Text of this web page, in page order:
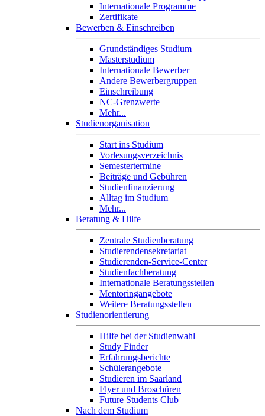
Internationale Programme
Zertifikate
Bewerben & Einschreiben
Grundständiges Studium
Masterstudium
Internationale Bewerber
Andere Bewerbergruppen
Einschreibung
NC-Grenzwerte
Mehr...
Studienorganisation
Start ins Studium
Vorlesungsverzeichnis
Semestertermine
Beiträge und Gebühren
Studienfinanzierung
Alltag im Studium
Mehr...
Beratung & Hilfe
Zentrale Studienberatung
Studierendensekretariat
Studierenden-Service-Center
Studienfachberatung
Internationale Beratungsstellen
Mentoringangebote
Weitere Beratungsstellen
Studienorientierung
Hilfe bei der Studienwahl
Study Finder
Erfahrungsberichte
Schülerangebote
Studieren im Saarland
Flyer und Broschüren
Future Students Club
Nach dem Studium